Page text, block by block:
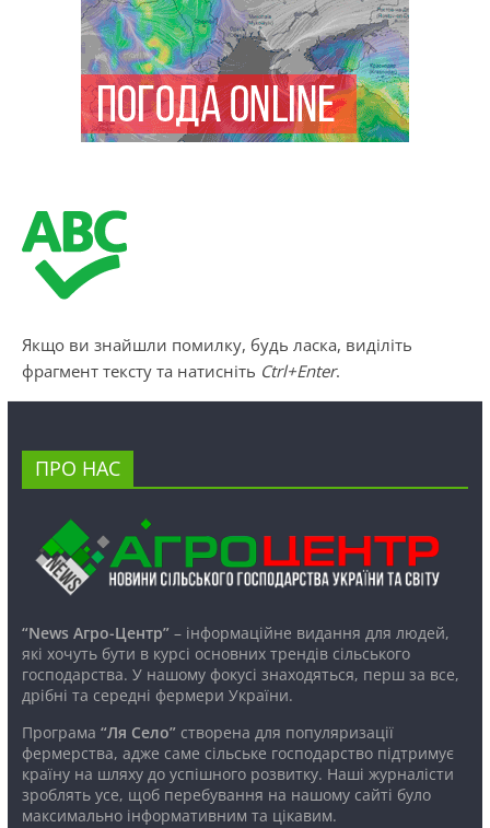
Якщо ви знайшли помилку, будь ласка, виділіть
фрагмент тексту та натисніть Ctrl+Enter.
ПРО НАС
“News Агро-Центр”– інформаційне видання для людей,
які хочуть бути в курсі основних трендів сільського
господарства. У нашому фокусі знаходяться, перш за все,
дрібні та середні фермери України.
Програма “Ля Село”створена для популяризації
фермерства, адже саме сільське господарство підтримує
країну на шляху до успішного розвитку. Наші журналісти
зроблять усе, щоб перебування на нашому сайті було
максимально інформативним та цікавим.